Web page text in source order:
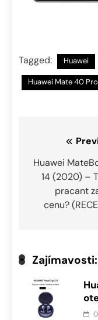
Tagged: Huawei
Huawei Mate 40 Pro
Navigace
pro
příspěvek
Huawei
14 (2020) –
pracant
cenu?
Zajímavosti: